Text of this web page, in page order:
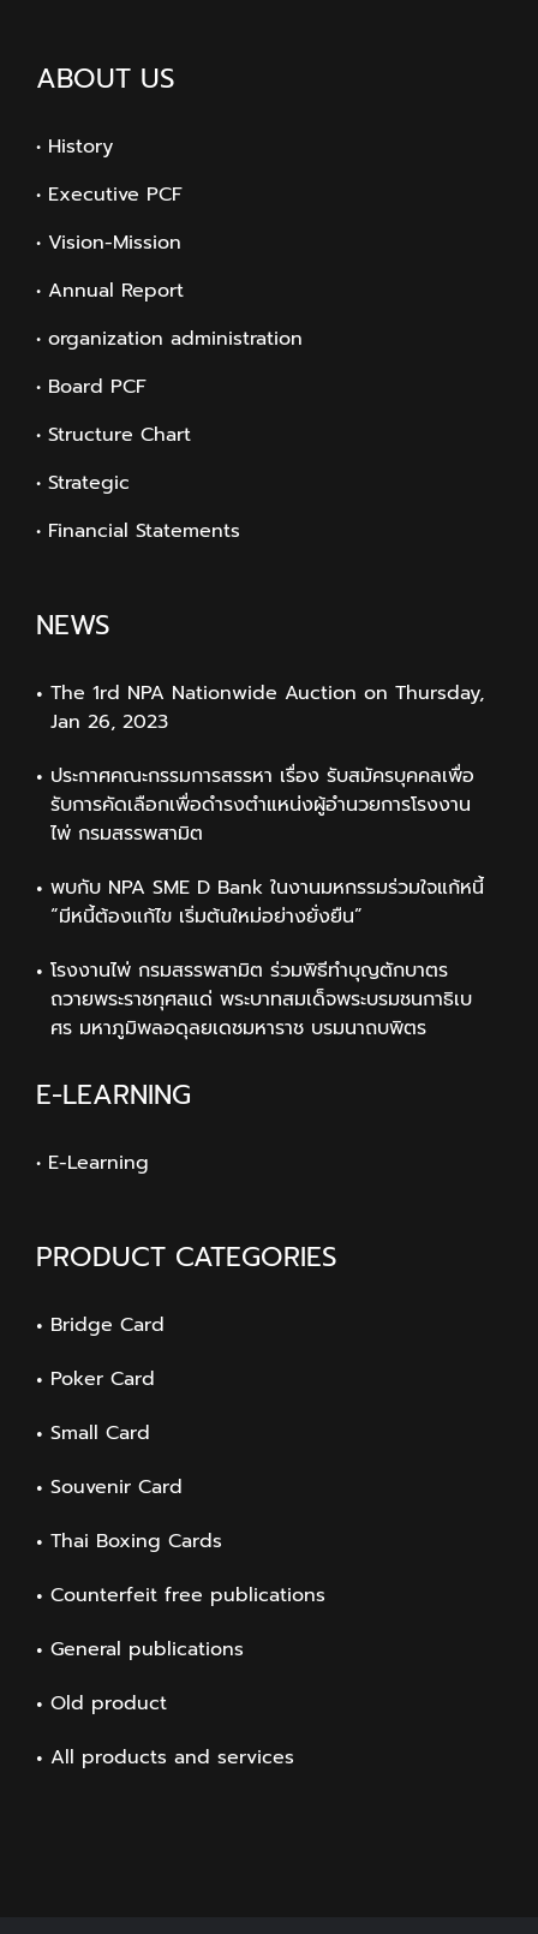
ABOUT US
• History
• Executive PCF
• Vision-Mission
• Annual Report
• organization administration
• Board PCF
• Structure Chart
• Strategic
• Financial Statements
NEWS
The 1rd NPA Nationwide Auction on Thursday,
Jan 26, 2023
ประกาศคณะกรรมการสรรหา เรื่อง รับสมัครบุคคลเพื่อ
รับการคัดเลือกเพื่อดำรงตำแหน่งผู้อำนวยการโรงงาน
ไพ่ กรมสรรพสามิต
พบกับ NPA SME D Bank ในงานมหกรรมร่วมใจแก้หนี้
“มีหนี้ต้องแก้ไข เริ่มต้นใหม่อย่างยั่งยืน”
โรงงานไพ่ กรมสรรพสามิต ร่วมพิธีทำบุญตักบาตร
ถวายพระราชกุศลแด่ พระบาทสมเด็จพระบรมชนกาธิเบ
ศร มหาภูมิพลอดุลยเดชมหาราช บรมนาถบพิตร
E-LEARNING
• E-Learning
PRODUCT CATEGORIES
Bridge Card
Poker Card
Small Card
Souvenir Card
Thai Boxing Cards
Counterfeit free publications
General publications
Old product
All products and services